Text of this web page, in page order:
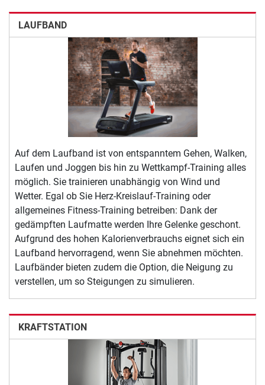
LAUFBAND
Auf dem Laufband ist von entspanntem Gehen, Walken,
Laufen und Joggen bis hin zu Wettkampf-Training alles
möglich. Sie trainieren unabhängig von Wind und
Wetter. Egal ob Sie Herz-Kreislauf-Training oder
allgemeines Fitness-Training betreiben: Dank der
gedämpften Laufmatte werden Ihre Gelenke geschont.
Aufgrund des hohen Kalorienverbrauchs eignet sich ein
Laufband hervorragend, wenn Sie abnehmen möchten.
Laufbänder bieten zudem die Option, die Neigung zu
verstellen, um so Steigungen zu simulieren.
KRAFTSTATION